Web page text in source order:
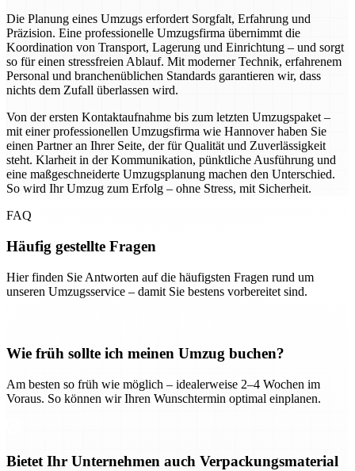
Die Planung eines Umzugs erfordert Sorgfalt, Erfahrung und
Präzision. Eine professionelle Umzugsfirma übernimmt die
Koordination von Transport, Lagerung und Einrichtung – und sorgt
so für einen stressfreien Ablauf. Mit moderner Technik, erfahrenem
Personal und branchenüblichen Standards garantieren wir, dass
nichts dem Zufall überlassen wird.
Von der ersten Kontaktaufnahme bis zum letzten Umzugspaket –
mit einer professionellen Umzugsfirma wie Hannover haben Sie
einen Partner an Ihrer Seite, der für Qualität und Zuverlässigkeit
steht. Klarheit in der Kommunikation, pünktliche Ausführung und
eine maßgeschneiderte Umzugsplanung machen den Unterschied.
So wird Ihr Umzug zum Erfolg – ohne Stress, mit Sicherheit.
FAQ
Häufig gestellte Fragen
Hier finden Sie Antworten auf die häufigsten Fragen rund um
unseren Umzugsservice – damit Sie bestens vorbereitet sind.
Wie früh sollte ich meinen Umzug buchen?
Am besten so früh wie möglich – idealerweise 2–4 Wochen im
Voraus. So können wir Ihren Wunschtermin optimal einplanen.
Bietet Ihr Unternehmen auch Verpackungsmaterial